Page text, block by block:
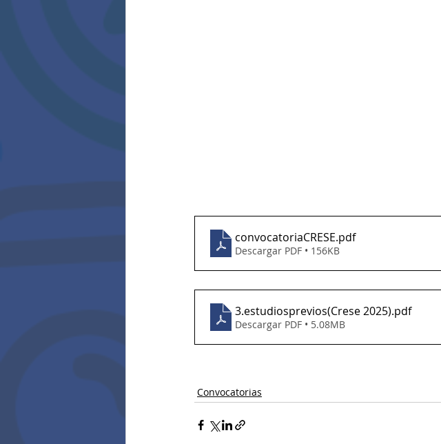
convocatoriaCRESE.pdf
Descargar PDF • 156KB
3.estudiosprevios(Crese 2025).pdf
Descargar PDF • 5.08MB
Convocatorias